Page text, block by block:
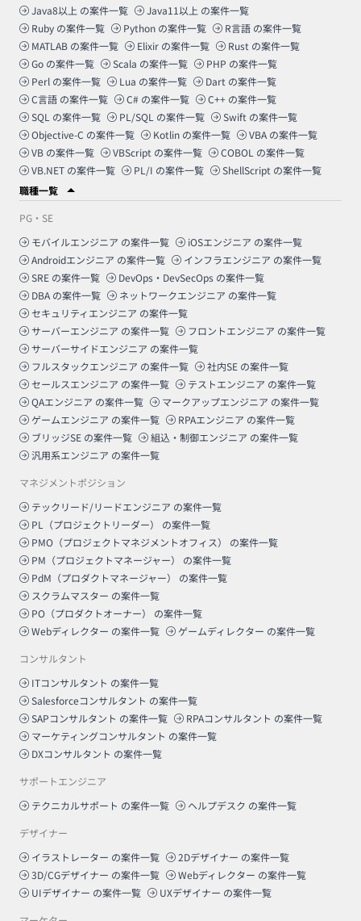
Java8以上 の案件一覧 Java11以上 の案件一覧
Ruby の案件一覧 Python の案件一覧 R言語 の案件一覧
MATLAB の案件一覧 Elixir の案件一覧 Rust の案件一覧
Go の案件一覧 Scala の案件一覧 PHP の案件一覧
Perl の案件一覧 Lua の案件一覧 Dart の案件一覧
C言語 の案件一覧 C# の案件一覧 C++ の案件一覧
SQL の案件一覧 PL/SQL の案件一覧 Swift の案件一覧
Objective-C の案件一覧 Kotlin の案件一覧 VBA の案件一覧
VB の案件一覧 VBScript の案件一覧 COBOL の案件一覧
VB.NET の案件一覧 PL/I の案件一覧 ShellScript の案件一覧
職種一覧
PG・SE
モバイルエンジニア の案件一覧 iOSエンジニア の案件一覧
Androidエンジニア の案件一覧 インフラエンジニア の案件一覧
SRE の案件一覧 DevOps・DevSecOps の案件一覧
DBA の案件一覧 ネットワークエンジニア の案件一覧
セキュリティエンジニア の案件一覧
サーバーエンジニア の案件一覧 フロントエンジニア の案件一覧
サーバーサイドエンジニア の案件一覧
フルスタックエンジニア の案件一覧 社内SE の案件一覧
セールスエンジニア の案件一覧 テストエンジニア の案件一覧
QAエンジニア の案件一覧 マークアップエンジニア の案件一覧
ゲームエンジニア の案件一覧 RPAエンジニア の案件一覧
ブリッジSE の案件一覧 組込・制御エンジニア の案件一覧
汎用系エンジニア の案件一覧
マネジメントポジション
テックリード/リードエンジニア の案件一覧
PL（プロジェクトリーダー）
の案件一覧
PMO（プロジェクトマネジメントオフィス）
の案件一覧
PM（プロジェクトマネージャー）
の案件一覧
PdM（プロダクトマネージャー）
の案件一覧
スクラムマスター の案件一覧
PO（プロダクトオーナー）
の案件一覧
Webディレクター の案件一覧 ゲームディレクター の案件一覧
コンサルタント
ITコンサルタント の案件一覧
Salesforceコンサルタント の案件一覧
SAPコンサルタント の案件一覧 RPAコンサルタント の案件一覧
マーケティングコンサルタント の案件一覧
DXコンサルタント の案件一覧
サポートエンジニア
テクニカルサポート の案件一覧 ヘルプデスク の案件一覧
デザイナー
イラストレーター の案件一覧 2Dデザイナー の案件一覧
3D/CGデザイナー の案件一覧 Webディレクター の案件一覧
UIデザイナー の案件一覧 UXデザイナー の案件一覧